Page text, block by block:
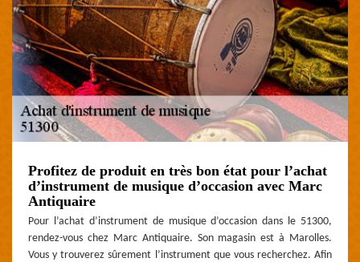
Profitez de produit en très bon état pour l’achat
d’instrument de musique d’occasion avec Marc
Antiquaire
Pour l’achat d’instrument de musique d’occasion dans le 51300,
rendez-vous chez Marc Antiquaire. Son magasin est à Marolles.
Vous y trouverez sûrement l’instrument que vous recherchez. Afin